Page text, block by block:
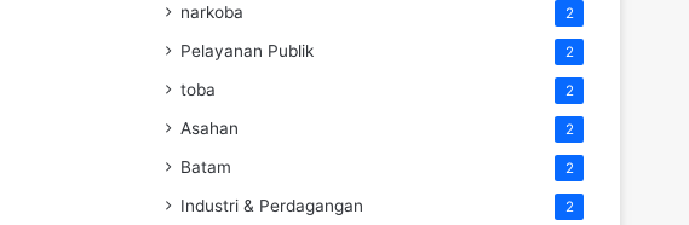
narkoba 2
Pelayanan Publik 2
toba 2
Asahan 2
Batam 2
Industri & Perdagangan 2